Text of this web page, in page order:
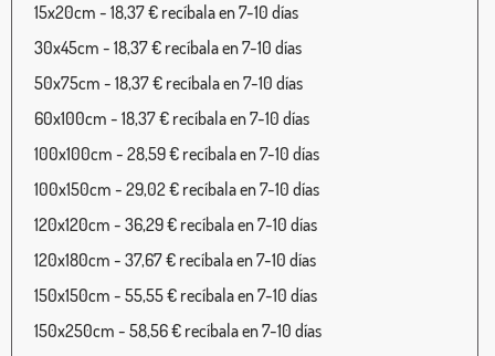
15x20cm - 18,37 € recíbala en 7-10 días
30x45cm - 18,37 € recíbala en 7-10 días
50x75cm - 18,37 € recíbala en 7-10 días
60x100cm - 18,37 € recíbala en 7-10 días
100x100cm - 28,59 € recíbala en 7-10 días
100x150cm - 29,02 € recíbala en 7-10 días
120x120cm - 36,29 € recíbala en 7-10 días
120x180cm - 37,67 € recíbala en 7-10 días
150x150cm - 55,55 € recíbala en 7-10 días
150x250cm - 58,56 € recíbala en 7-10 días